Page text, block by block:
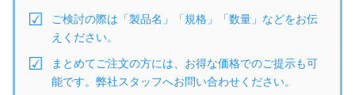
ご検討の際は「製品名」「規格」「数量」などをお伝
えください。
まとめてご注文の方には、お得な価格でのご提示も可
能です。弊社スタッフへお問い合わせください。